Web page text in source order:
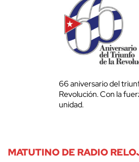
66 aniversario del
Revolución. Con la
unidad.
MATUTINO DE RADIO